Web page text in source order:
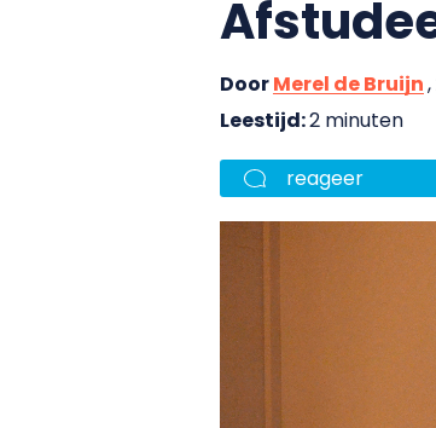
DoorMerel de Bruijn
Leestijd:2 minuten
reageer